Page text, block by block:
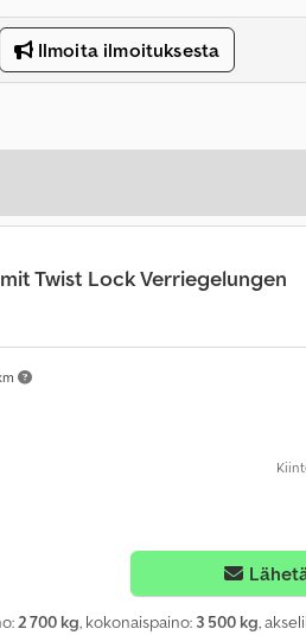
Ilmoita ilmoituksesta
Twist Lock Verriegelungen
2 700 kg, kokonaispaino: 3 500 kg,